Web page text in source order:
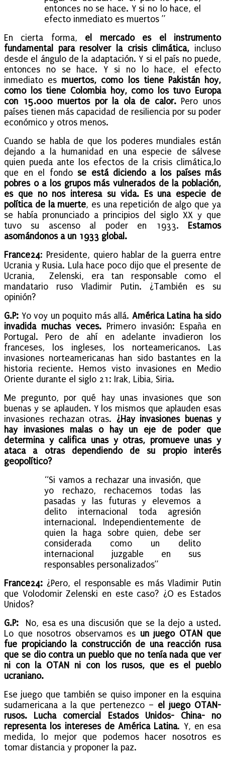
entonces no se hace. Y si no lo hace, el
efecto inmediato es muertos ”
En cierta forma, el mercado es el instrumento
fundamental para resolver la crisis climática, incluso
desde el ángulo de la adaptación. Y si el país no puede,
entonces no se hace. Y si no lo hace, el efecto
inmediato es muertos, como los tiene Pakistán hoy,
como los tiene Colombia hoy, como los tuvo Europa
con 15.000 muertos por la ola de calor. Pero unos
países tienen más capacidad de resiliencia por su poder
económico y otros menos.
Cuando se habla de que los poderes mundiales están
dejando a la humanidad en una especie de sálvese
quien pueda ante los efectos de la crisis climática,lo
que en el fondose está diciendo a los países más
pobres o a los grupos más vulnerados de la población,
es que no nos interesa su vida. Es una especie de
política de la muerte, es una repetición de algo que ya
se había pronunciado a principios del siglo XX y que
tuvo su ascenso al poder en 1933.
Estamos
asomándonos a un 1933 global.
France24: Presidente, quiero hablar de la guerra entre
Ucrania y Rusia. Lula hace poco dijo que el presente de
Ucrania, Zelenski, era tan responsable como el
mandatario ruso Vladimir Putin. ¿También es su
opinión?
G.P: Yo voy un poquito más allá. América Latina ha sido
invadida muchas veces. Primero invasión: España en
Portugal. Pero de ahí en adelante invadieron los
franceses, los ingleses, los norteamericanos. Las
invasiones norteamericanas han sido bastantes en la
historia reciente. Hemos visto invasiones en Medio
Oriente durante el siglo 21: Irak, Libia, Siria.
Me pregunto, por qué hay unas invasiones que son
buenas y se aplauden. Y los mismos que aplauden esas
invasiones rechazan otras. ¿Hay invasiones buenas y
hay invasiones malas o hay un eje de poder que
determina y califica unas y otras, promueve unas y
ataca a otras dependiendo de su propio interés
geopolítico?
“Si vamos a rechazar una invasión, que
yo rechazo, rechacemos todas las
pasadas y las futuras y elevemos a
delito internacional toda agresión
internacional. Independientemente de
quien la haga sobre quien, debe ser
considerada como un delito
internacional juzgable en sus
responsables personalizados”
France24: ¿Pero, el responsable es más Vladimir Putin
que Volodomir Zelenski en este caso? ¿O es Estados
Unidos?
G.P: No, esa es una discusión que se la dejo a usted.
Lo que nosotros observamos es un juego OTAN que
fue propiciando la construcción de una reacción rusa
que se dio contra un pueblo que no tenía nada que ver
ni con la OTAN ni con los rusos, que es el pueblo
ucraniano.
Ese juego que también se quiso imponer en la esquina
sudamericana a la que pertenezco – el juego OTAN-
rusos. Lucha comercial Estados Unidos- China- no
representa los intereses de América Latina. Y, en esa
medida, lo mejor que podemos hacer nosotros es
tomar distancia y proponer la paz.